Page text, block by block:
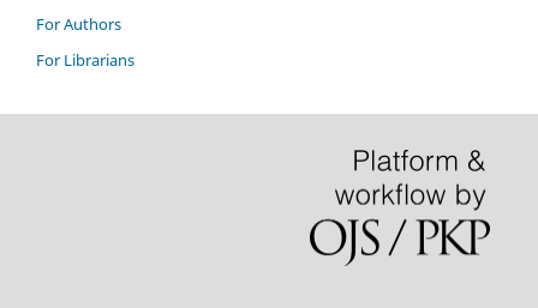
For Authors
For Librarians